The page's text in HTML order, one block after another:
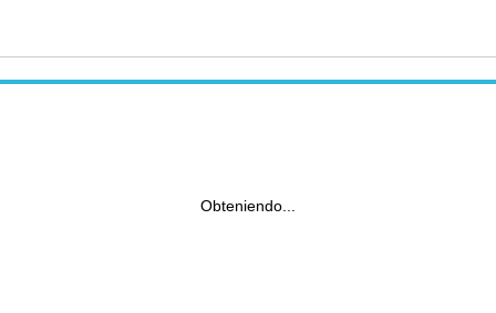
Obteniendo...